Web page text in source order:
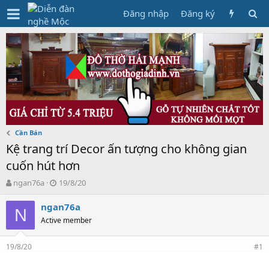
Đăng nhập Đăng ký
Cần Bán
Kệ trang trí Decor ấn tượng cho không gian
cuốn hút hơn
T
r
e
d
s
ngan76a
N
à
g
ử
19/8/20
N ngan76a
Active member
19/8/20 #1